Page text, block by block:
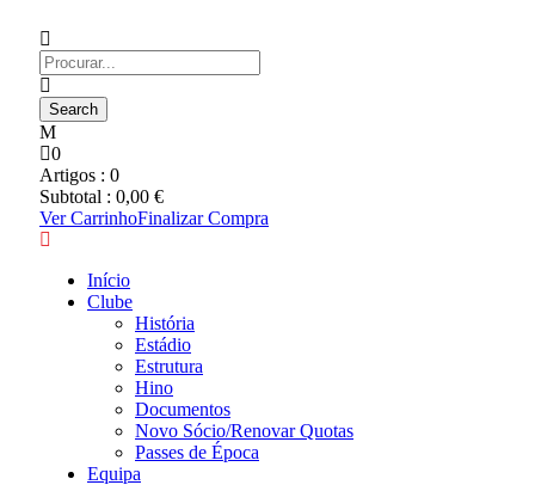
0
Artigos : 0
Subtotal : 0,00 €
Ver CarrinhoFinalizar Compra
Início
Clube
História
Estádio
Estrutura
Hino
Documentos
Novo Sócio/Renovar Quotas
Passes de Época
Equipa